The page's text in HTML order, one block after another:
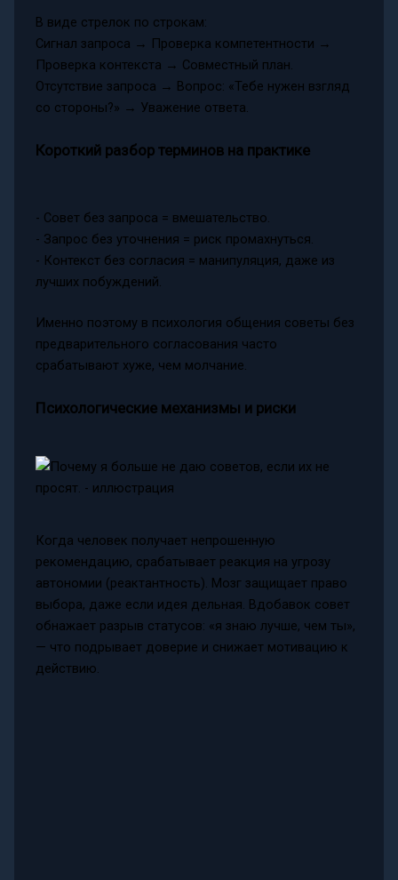
В виде стрелок по строкам:
Сигнал запроса → Проверка компетентности →
Проверка контекста → Совместный план.
Отсутствие запроса → Вопрос: «Тебе нужен взгляд
со стороны?» → Уважение ответа.
Короткий разбор терминов на практике
- Совет без запроса = вмешательство.
- Запрос без уточнения = риск промахнуться.
- Контекст без согласия = манипуляция, даже из
лучших побуждений.
Именно поэтому в психология общения советы без
предварительного согласования часто
срабатывают хуже, чем молчание.
Психологические механизмы и риски
Когда человек получает непрошенную
рекомендацию, срабатывает реакция на угрозу
автономии (реактантность). Мозг защищает право
выбора, даже если идея дельная. Вдобавок совет
обнажает разрыв статусов: «я знаю лучше, чем ты»,
— что подрывает доверие и снижает мотивацию к
действию.